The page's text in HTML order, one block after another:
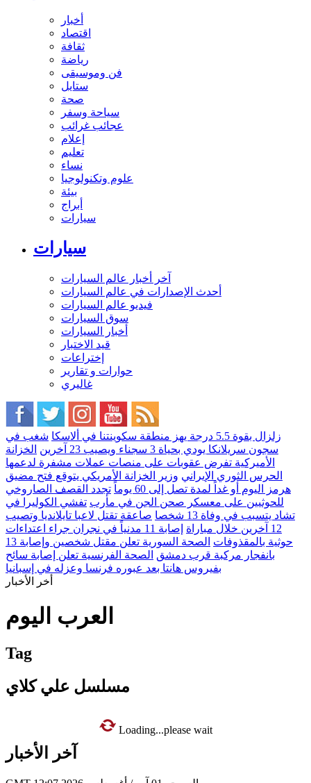
أخبار
اقتصاد
ثقافة
رياضة
فن وموسيقى
ستايل
صحة
سياحة وسفر
عجائب غرائب
إعلام
تعليم
نساء
علوم وتكنولوجيا
بيئة
أبراج
سيارات
سيارات
آخر أخبار عالم السيارات
أحدث الإصدارات في عالم السيارات
فيديو عالم السيارات
سوق السيارات
أخبار السيارات
قيد الاختبار
إختراعات
حوارات و تقارير
غاليري
زلزال بقوة 5.5 درجة يهز منطقة سكوينتنا في ألاسكا
شغب في
سجون سريلانكا يودي بحياة 3 سجناء ويصيب 23 آخرين
الخزانة
الأميركية تفرض عقوبات على منصات عملات مشفرة لدعمها
الحرس الثوري الإيراني وزير الخزانة الأمريكي يتوقع فتح مضيق
هرمز اليوم أو غداً لمدة تصل إلى 60 يوماً
تجدد القصف الصاروخي
للحوثيين على معسكر صحن الجن في مأرب تفشي الكوليرا في
تشاد يتسبب في وفاة 13 شخصا
صاعقة تقتل لاعبا تايلانديا وتصيب
12 آخرين خلال مباراة
إصابة 11 مدنياً في نجران جراء اعتداءات
حوثية بالمقذوفات
الصحة السورية تعلن مقتل شخصين وإصابة 13
بانفجار مركبة قرب دمشق الصحة الفرنسية تعلن إصابة سائح
بفيروس هانتا بعد عبوره فرنسا وعزله في إسبانيا
أخر الأخبار
العرب اليوم
Tag
مسلسل علي كلاي
Loading...please wait
آخر الأخبار